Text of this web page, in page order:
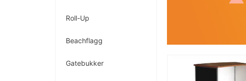
Roll-Up
Beachflagg
Gatebukker